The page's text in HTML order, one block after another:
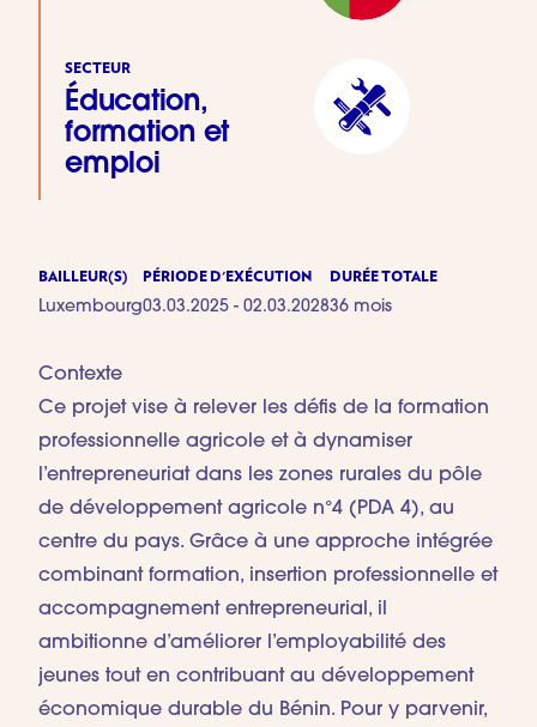
SECTEUR
Éducation,
formation et
emploi
BAILLEUR(S)
Luxembourg
PÉRIODE D'EXÉCUTION
03.03.2025 - 02.03.2028
DURÉE TOTALE
36 mois
Contexte
Ce projet vise à relever les défis de la formation
professionnelle agricole et à dynamiser
l’entrepreneuriat dans les zones rurales du pôle
de développement agricole n°4 (PDA 4), au
centre du pays. Grâce à une approche intégrée
combinant formation, insertion professionnelle et
accompagnement entrepreneurial, il
ambitionne d’améliorer l’employabilité des
jeunes tout en contribuant au développement
économique durable du Bénin. Pour y parvenir,